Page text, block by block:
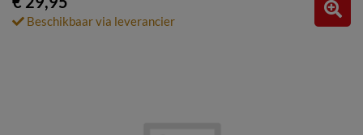
Beschikbaar via leverancier